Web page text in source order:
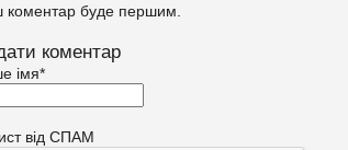
коментар буде першим.
коментар
імя*
від СПАМ